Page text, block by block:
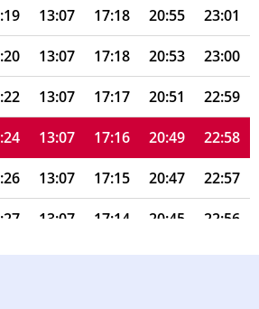
13:07 17:18 20:55 23:01
13:07 17:18 20:53 23:00
13:07 17:17 20:51 22:59
13:07 17:16 20:49 22:58
13:07 17:15 20:47 22:57
13:07 17:14 20:45 22:56
13:07 17:13 20:43 22:55